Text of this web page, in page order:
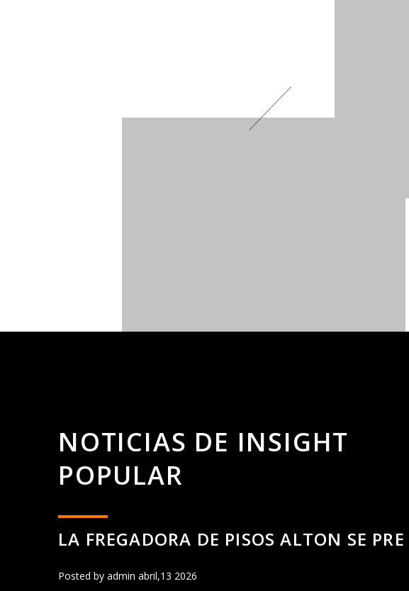
NOTICIAS DE INSIGHT
POPULAR
LA FREGADORA DE PISOS ALTON SE
Posted by admin abril,13 2026